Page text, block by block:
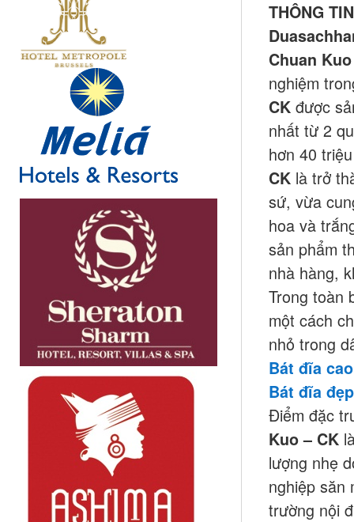
THÔNG
Chuan
nghiệm
CKđược
nhất từ 2
hơn 40
CKlà trở
sứ, vừa
hoa và
sản phẩm
nhà hàng,
Trong toàn
một cách
nhỏ trong
Bát đĩa
Bát đĩa đẹp
Điểm đặc
Kuo – CK
lượng nhẹ
nghiệp săn
trường nội